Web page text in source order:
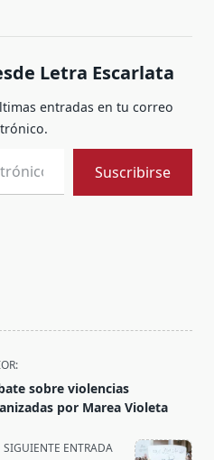
Letra Escarlata
entradas en tu correo
Suscribirse
sobre violencias
por Marea Violeta
SIGUIENTE ENTRADA